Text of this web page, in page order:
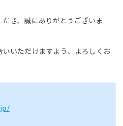
き、誠にありがとうございま
いただけますよう、よろしくお